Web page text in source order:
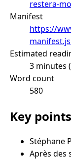
restera-
Manifest
https://
Estimated
3 minutes
Word count
580
Key points
Stéphane
Après des